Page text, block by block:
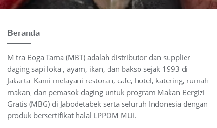
Beranda
Mitra Boga Tama (MBT) adalah distributor dan supplier
daging sapi lokal, ayam, ikan, dan bakso sejak 1993 di
Jakarta. Kami melayani restoran, cafe, hotel, katering, rumah
makan, dan pemasok daging untuk program Makan Bergizi
Gratis (MBG) di Jabodetabek serta seluruh Indonesia dengan
produk bersertifikat halal LPPOM MUI.